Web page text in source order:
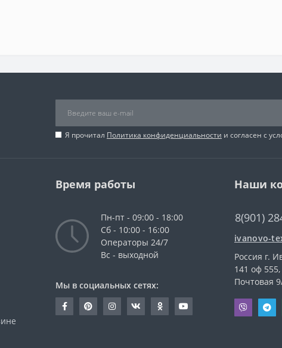
Я прочитал Политика конфиденциальности и согласен с
Время работы
Пн-пт - 09:00 - 18:00
Сб - 10:00 - 16:00
Операторы 24/7
Вс - выходной
Мы в социальных сетях:
Наши
8(901)
ivanovo-
Россия г.
141 оф
Почтовая